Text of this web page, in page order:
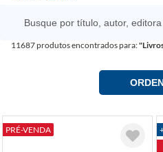
11687produtos encontrados para:
PRÉ-VENDA